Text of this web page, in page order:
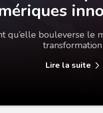
qu’elle bouleverse le
transformation
Lire la suite